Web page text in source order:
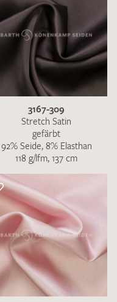
3167-309
Stretch Satin
gefärbt
92% Seide, 8% Elasthan
118 g/lfm, 137 cm